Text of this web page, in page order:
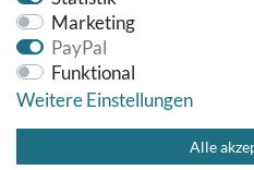
Marketing
PayPal
Funktional
Weitere Einstellungen
Alle
© Copyright 2026